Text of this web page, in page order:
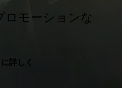
ロモーションな
詳しく